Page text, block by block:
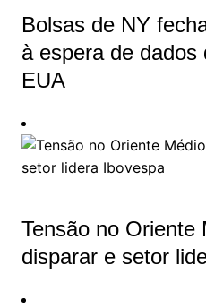
Bolsas de NY
à espera de dados
EUA
Tensão no Oriente
disparar e setor